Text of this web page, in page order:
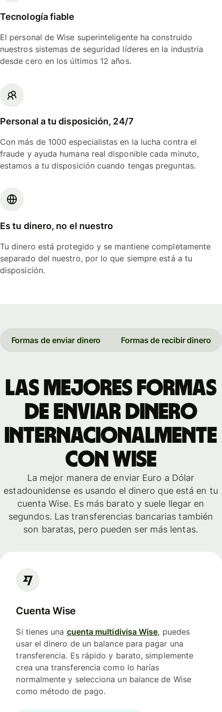
Tecnología fiable
El personal de Wise superinteligente ha construido
nuestros sistemas de seguridad líderes en la industria
desde cero en los últimos 12 años.
Personal a tu disposición, 24/7
Con más de 1000 especialistas en la lucha contra el
fraude y ayuda humana real disponible cada minuto,
estamos a tu disposición cuando tengas preguntas.
Es tu dinero, no el nuestro
Tu dinero está protegido y se mantiene completamente
separado del nuestro, por lo que siempre está a tu
disposición.
Formas de enviar dinero Formas de recibir dinero
Las mejores formas
de enviar dinero
internacionalmente
con Wise
La mejor manera de enviar Euro a Dólar
estadounidense es usando el dinero que está en tu
cuenta Wise. Es más barato y suele llegar en
segundos. Las transferencias bancarias también
son baratas, pero pueden ser más lentas.
Cuenta Wise
Si tienes una cuenta multidivisa Wise, puedes
usar el dinero de un balance para pagar una
transferencia. Es rápido y barato, simplemente
crea una transferencia como lo harías
normalmente y selecciona un balance de Wise
como método de pago.